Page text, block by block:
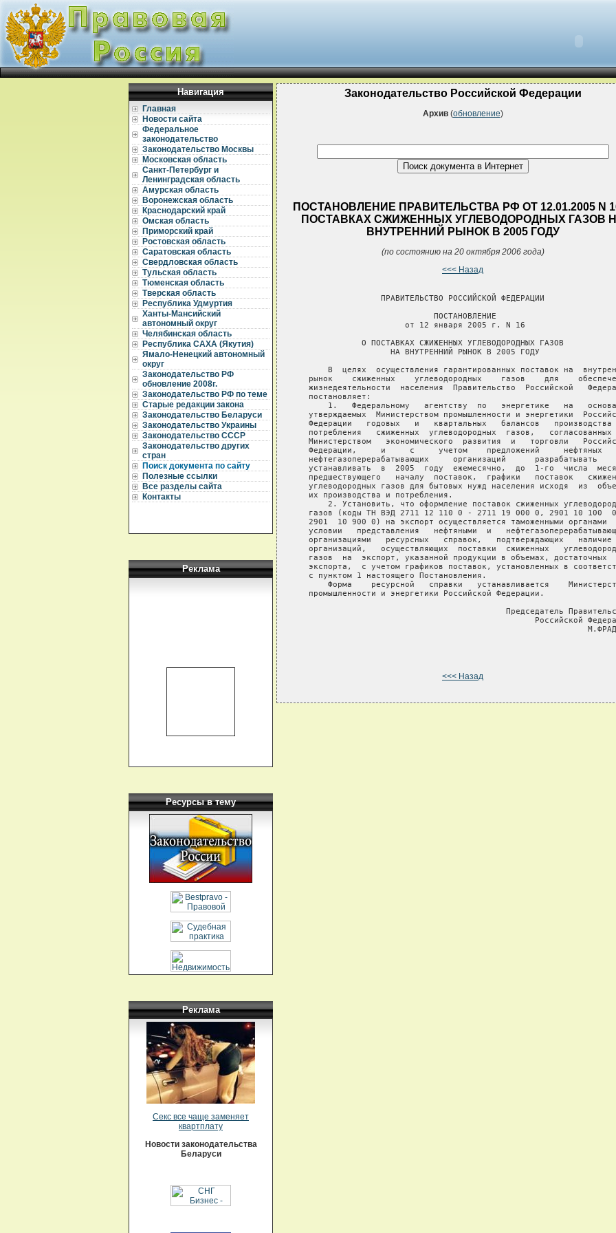
Навигация
Главная
Новости сайта
Федеральное
законодательство
Законодательство Москвы
Московская область
Санкт-Петербург и
Ленинградская область
Амурская область
Воронежская область
Краснодарский край
Омская область
Приморский край
Ростовская область
Саратовская область
Свердловская область
Тульская область
Тюменская область
Тверская область
Республика Удмуртия
Ханты-Мансийский
автономный округ
Челябинская область
Республика САХА (Якутия)
Ямало-Ненецкий автономный
округ
Законодательство РФ
обновление 2008г.
Законодательство РФ по теме
Старые редакции закона
Законодательство Беларуси
Законодательство Украины
Законодательство СССР
Законодательство других
стран
Поиск документа по сайту
Полезные ссылки
Все разделы сайта
Контакты
Реклама
Ресурсы в тему
Реклама
Секс все чаще заменяет
квартплату
Новости законодательства
Беларуси
Законодательство Российской Федерации
Архив (обновление)
ПОСТАНОВЛЕНИЕ ПРАВИТЕЛЬСТВА РФ ОТ 12.01.2005 N
ПОСТАВКАХ СЖИЖЕННЫХ УГЛЕВОДОРОДНЫХ ГАЗОВ
ВНУТРЕННИЙ РЫНОК В 2005 ГОДУ
(по состоянию на 20 октября 2006 года)
<<< Назад
                  ПРАВИТЕЛЬСТВО РОССИЙСКОЙ ФЕДЕРАЦИИ
                             ПОСТАНОВЛЕНИЕ
                       от 12 января 2005 г. N 16
              О ПОСТАВКАХ СЖИЖЕННЫХ УГЛЕВОДОРОДНЫХ ГАЗОВ
                    НА ВНУТРЕННИЙ РЫНОК В 2005 ГОДУ
В  целях  осуществления гарантированных поставок на
рынок    сжиженных    углеводородных    газов    для
жизнедеятельности  населения  Правительство  Российской
   постановляет:
1.   Федеральному   агентству  по   энергетике   на
утверждаемых  Министерством промышленности и энергетики
Федерации   годовых   и   квартальных   балансов   производства
потребления   сжиженных  углеводородных  газов,   согласованных
Министерством   экономического  развития  и   торговли
Федерации,     и     с     учетом    предложений     нефтяных
нефтегазоперерабатывающих     организаций      разрабатывать
устанавливать  в  2005  году  ежемесячно,  до  1-го  числа
предшествующего   началу  поставок,  графики   поставок
углеводородных газов для бытовых нужд населения исходя  из
   их производства и потребления.
2. Установить, что оформление поставок сжиженных
газов (коды ТН ВЭД 2711 12 110 0 - 2711 19 000 0, 2901 10 100
2901  10 900 0) на экспорт осуществляется таможенными органами
условии   представления   нефтяными  и
организациями   ресурсных   справок,   подтверждающих   наличие
организаций,   осуществляющих  поставки  сжиженных
газов  на  экспорт, указанной продукции в объемах, достаточных
экспорта,  с учетом графиков поставок, установленных в
   с пунктом 1 настоящего Постановления.
Форма    ресурсной   справки   устанавливается
   промышленности и энергетики Российской Федерации.
Председатель
Российской
<<< Назад